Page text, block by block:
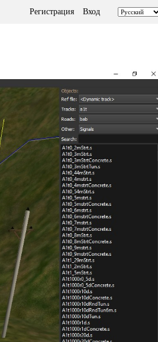
Регистрация Вход